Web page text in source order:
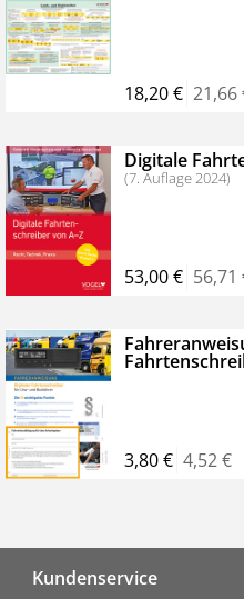
Bestellen Sie jetzt das
Kennenlern-Abo für zwei
Monaten brauchen Sie
Abonnement endet
weiteren Verpflichtungen.
18,20 € 21,66
Digitale
(7. Auflage 2024)
53,00 € 56,71
3,80 € 4,52 €
Kundenservice